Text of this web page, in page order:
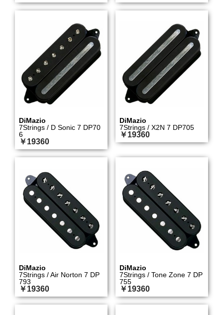
DiMazio
7Strings / D Sonic 7 DP70
6
￥19360
DiMazio
7Strings / X2N 7 DP705
￥19360
DiMazio
7Strings / Air Norton 7 DP
793
￥19360
DiMazio
7Strings / Tone Zone 7 DP
755
￥19360